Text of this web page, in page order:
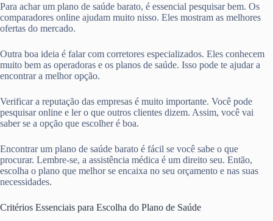
Para achar um plano de saúde barato, é essencial pesquisar bem. Os
comparadores online ajudam muito nisso. Eles mostram as melhores
ofertas do mercado.
Outra boa ideia é falar com corretores especializados. Eles conhecem
muito bem as operadoras e os planos de saúde. Isso pode te ajudar a
encontrar a melhor opção.
Verificar a reputação das empresas é muito importante. Você pode
pesquisar online e ler o que outros clientes dizem. Assim, você vai
saber se a opção que escolher é boa.
Encontrar um plano de saúde barato é fácil se você sabe o que
procurar. Lembre-se, a assistência médica é um direito seu. Então,
escolha o plano que melhor se encaixa no seu orçamento e nas suas
necessidades.
Critérios Essenciais para Escolha do Plano de Saúde